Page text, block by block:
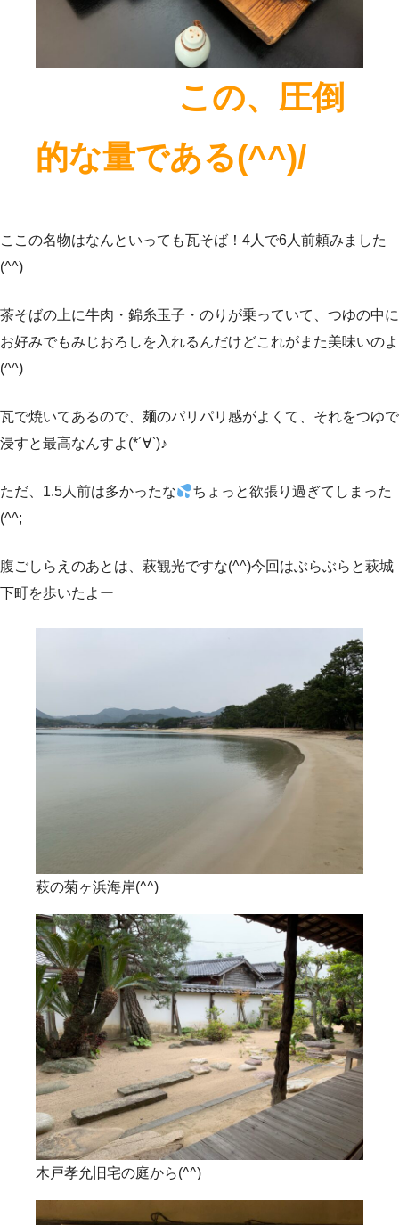
この、圧倒
的な量である(^^)/
ここの名物はなんといっても瓦そば！4人で6人前頼みました
(^^)
茶そばの上に牛肉・錦糸玉子・のりが乗っていて、つゆの中に
お好みでもみじおろしを入れるんだけどこれがまた美味いのよ
(^^)
瓦で焼いてあるので、麺のパリパリ感がよくて、それをつゆで
浸すと最高なんすよ(*´∀`)♪
ただ、1.5人前は多かったな
ちょっと欲張り過ぎてしまった
(^^;
腹ごしらえのあとは、萩観光ですな(^^)今回はぶらぶらと萩城
下町を歩いたよー
萩の菊ヶ浜海岸(^^)
木戸孝允旧宅の庭から(^^)